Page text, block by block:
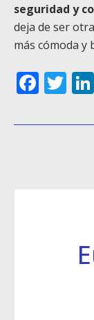
seguridad y
deja de ser
más cómoda y